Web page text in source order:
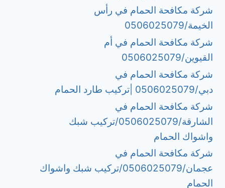
شركة مكافحة الحمام في رأس
الخيمة/0506025079
شركة مكافحة الحمام في أم
القيوين/0506025079
شركة مكافحة الحمام في
دبي/0506025079 |تركيب طارد الحمام
شركة مكافحة الحمام في
الشارقة/0506025079/تركيب شبك
واشواك الحمام
شركة مكافحة الحمام في
عجمان/0506025079/تركيب شبك واشواك
الحمام